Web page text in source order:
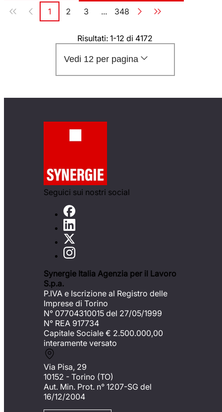
Paginazione
Pagina
1 Pagina
2 Pagina
3 ... Pagina
348
Risultati: 1-12 di 4172
Vedi 12 per pagina
Seguici sui nostri social
Synergie Italia Agenzia per il Lavoro
S.p.a.
P.IVA e Iscrizione al Registro delle
Imprese di Torino
N° 07704310015 del 27/05/1999
N° REA 917734
Capitale Sociale € 2.500.000,00
interamente versato
Via Pisa, 29
10152 - Torino (TO)
Aut. Min. Prot. n° 1207-SG del
16/12/2004